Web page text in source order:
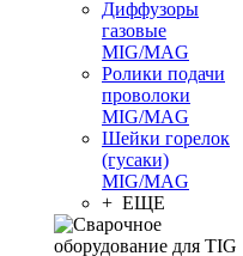
Диффузоры
газовые
MIG/MAG
Ролики подачи
проволоки
MIG/MAG
Шейки горелок
(гусаки)
MIG/MAG
+ ЕЩЕ